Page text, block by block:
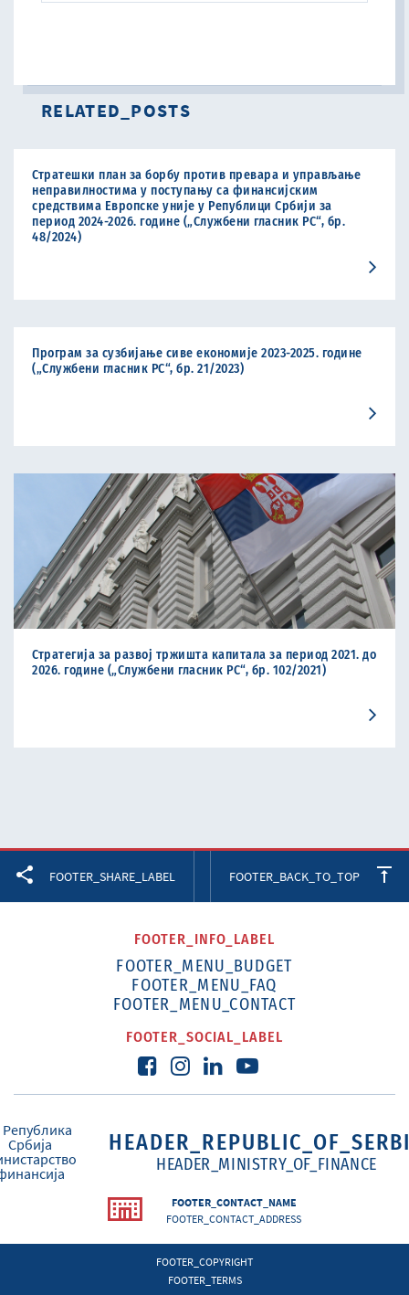
RELATED_POSTS
Стратешки план за борбу против превара и управљање
неправилностима у поступању са финансијским
средствима Европске уније у Републици Србији за
период 2024-2026. године („Службени гласник РС“, бр.
48/2024)
Програм за сузбијање сиве економије 2023-2025. године
(„Службени гласник РС“, бр. 21/2023)
Стратегија за развој тржишта капитала за период 2021. до
2026. године („Службени гласник РС“, бр. 102/2021)
FOOTER_SHARE_LABEL FOOTER_BACK_TO_TOP
FOOTER_INFO_LABEL
FOOTER_MENU_BUDGET
FOOTER_MENU_FAQ
FOOTER_MENU_CONTACT
FOOTER_SOCIAL_LABEL
HEADER_MINISTRY_OF_FINANCE
FOOTER_CONTACT_NAME
FOOTER_CONTACT_ADDRESS
FOOTER_COPYRIGHT
FOOTER_TERMS